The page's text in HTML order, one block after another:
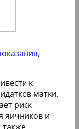
к
матки.
риск
яичников и